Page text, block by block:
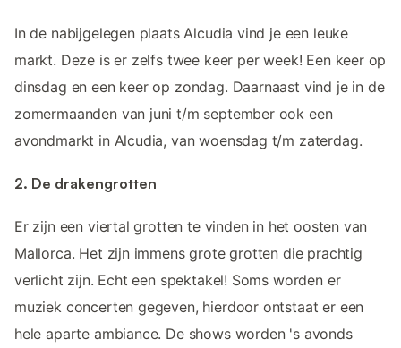
In de nabijgelegen plaats Alcudia vind je een leuke
markt. Deze is er zelfs twee keer per week! Een keer op
dinsdag en een keer op zondag. Daarnaast vind je in de
zomermaanden van juni t/m september ook een
avondmarkt in Alcudia, van woensdag t/m zaterdag.
2. De drakengrotten
Er zijn een viertal grotten te vinden in het oosten van
Mallorca. Het zijn immens grote grotten die prachtig
verlicht zijn. Echt een spektakel! Soms worden er
muziek concerten gegeven, hierdoor ontstaat er een
hele aparte ambiance. De shows worden 's avonds